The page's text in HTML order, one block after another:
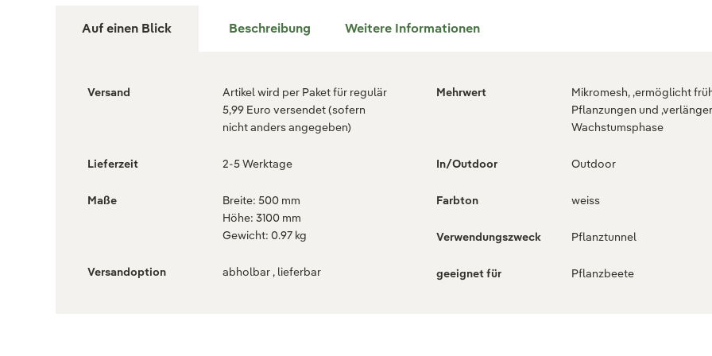
Auf einen Blick Beschreibung Weitere Informationen
Versand
Artikel wird per Paket für regulär
5,99 Euro versendet (sofern
nicht anders angegeben)
Lieferzeit 2-5 Werktage
Maße
Breite: 500 mm
Höhe: 3100 mm
Gewicht: 0.97 kg
Versandoption abholbar , lieferbar
Mehrwert
Mikromesh, ,ermöglicht
Pflanzungen und
Wachstumsphase
In/Outdoor Outdoor
Farbton weiss
Verwendungszweck Pflanztunnel
geeignet für Pflanzbeete